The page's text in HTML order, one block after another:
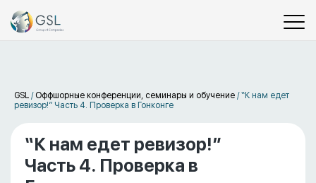
GSL / Оффшорные конференции, семинары и обучение /“К нам едет
ревизор!” Часть 4. Проверка в Гонконге
“К нам едет ревизор!”
Часть 4. Проверка в